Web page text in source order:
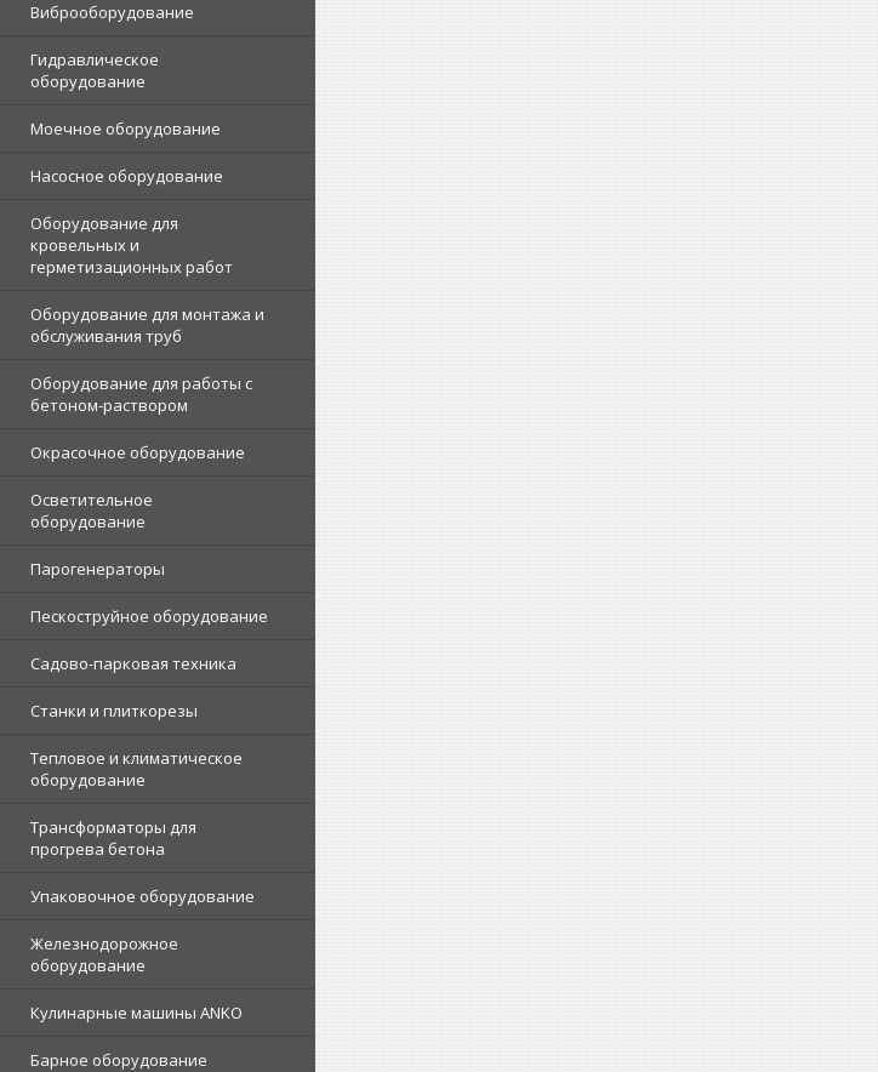
Виброоборудование
Гидравлическое
оборудование
Моечное оборудование
Насосное оборудование
Оборудование для
кровельных и
герметизационных работ
Оборудование для монтажа и
обслуживания труб
Оборудование для работы с
бетоном-раствором
Окрасочное оборудование
Осветительное
оборудование
Парогенераторы
Пескоструйное оборудование
Садово-парковая техника
Станки и плиткорезы
Тепловое и климатическое
оборудование
Трансформаторы для
прогрева бетона
Упаковочное оборудование
Железнодорожное
оборудование
Кулинарные машины ANKO
Барное оборудование